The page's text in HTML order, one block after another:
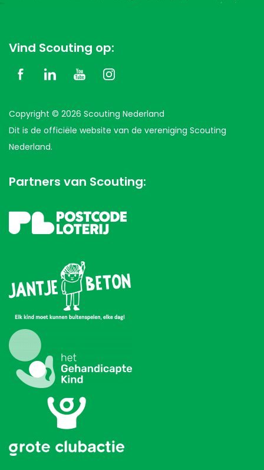
Vind Scouting op:
Copyright © 2026 Scouting Nederland
Dit is de officiële website van de vereniging Scouting
Nederland.
Partners van Scouting: